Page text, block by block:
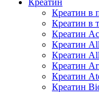
Креатин в
Креатин в
Креатин
Креатин
Креатин
Креатин
Креатин
Креатин